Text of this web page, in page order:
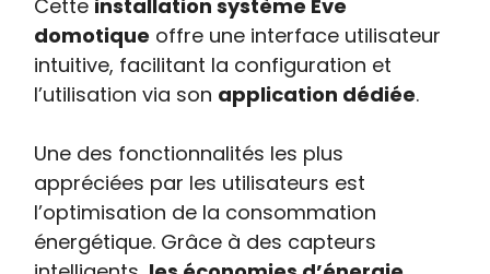
Cette installation système Eve
domotique offre une interface utilisateur
intuitive, facilitant la configuration et
l’utilisation via son application dédiée.
Une des fonctionnalités les plus
appréciées par les utilisateurs est
l’optimisation de la consommation
énergétique. Grâce à des capteurs